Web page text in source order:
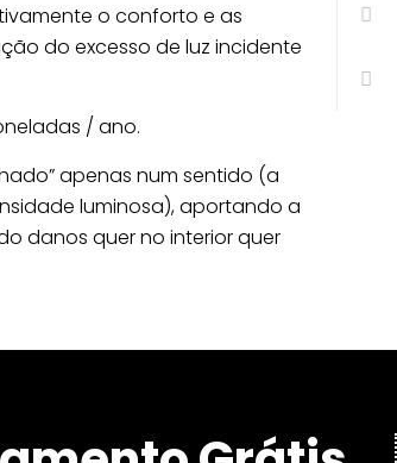
o conforto e as
do excesso de luz incidente
/ ano.
apenas num sentido (a
luminosa), aportando a
danos quer no interior quer